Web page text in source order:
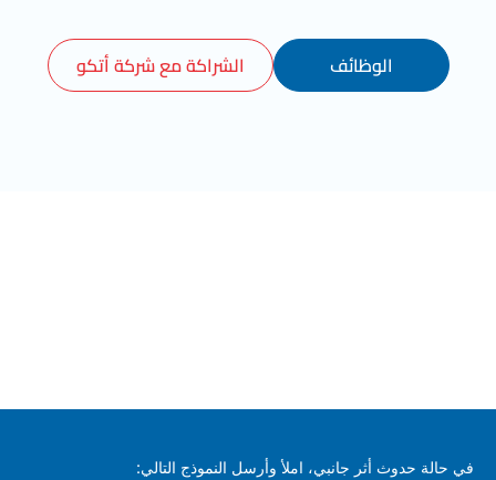
الوظائف الشراكة مع شركة أتكو
في حالة حدوث أثر جانبي، املأ وأرسل النموذج التالي: